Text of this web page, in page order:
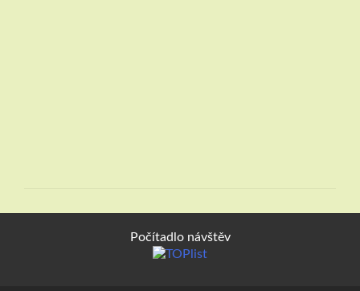
Počítadlo návštěv